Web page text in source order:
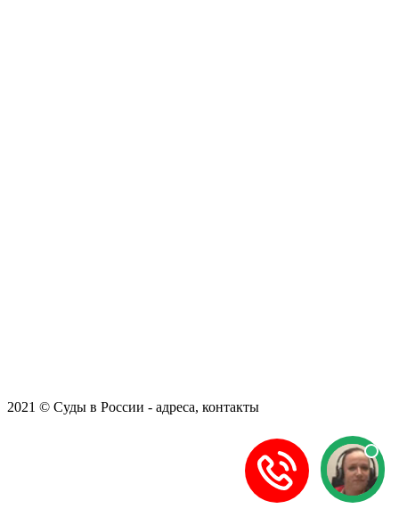
2021 © Суды в России - адреса, контакты